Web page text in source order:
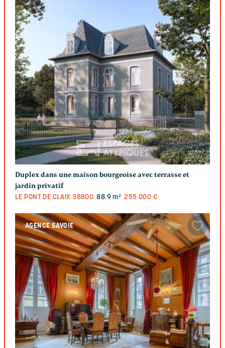
Duplex dans une maison bourgeoise avec terrasse et
jardin privatif
LE PONT DE CLAIX 38800 88.9 m² 255 000 €
AGENCE SAVOIE